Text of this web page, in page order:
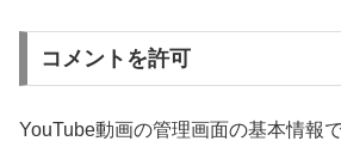
コメントを許可
YouTube動画の管理画面の基本情報